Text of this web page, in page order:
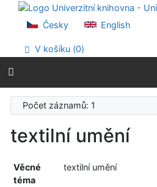
Přejít na obsah
Přejít na menu
Prohlášení o webové přístupnosti
Česky English
V košíku (0)
Počet záznamů: 1
textilní umění
Věcné
téma
textilní umění